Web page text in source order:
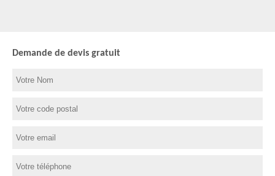
Demande de devis gratuit